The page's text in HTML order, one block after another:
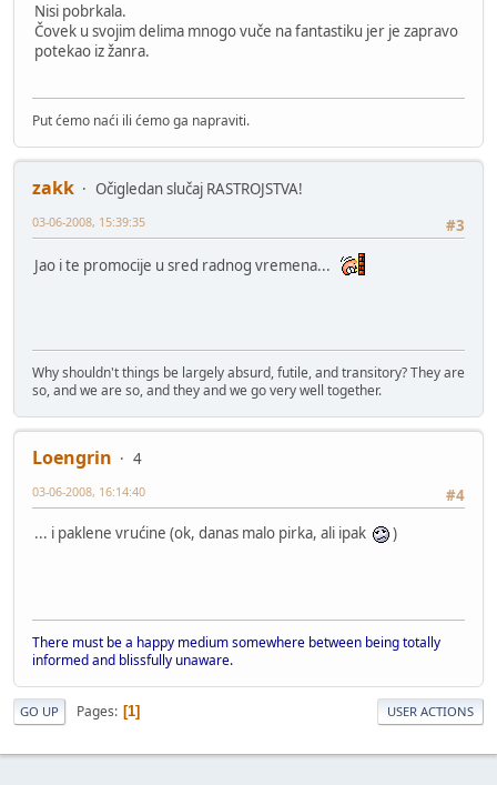
Nisi pobrkala.
Čovek u svojim delima mnogo vuče na fantastiku jer je zapravo
potekao iz žanra.
Put ćemo naći ili ćemo ga napraviti.
zakk
Očigledan slučaj RASTROJSTVA!
#3
03-06-2008, 15:39:35
Jao i te promocije u sred radnog vremena...
Why shouldn't things be largely absurd, futile, and transitory? They are
so, and we are so, and they and we go very well together.
Loengrin
4
#4
03-06-2008, 16:14:40
... i paklene vrućine (ok, danas malo pirka, ali ipak )
There must be a happy medium somewhere between being totally
informed and blissfully unaware.
GO UP Pages 1 USER ACTIONS